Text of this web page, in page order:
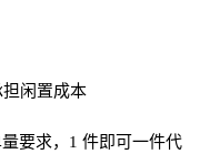
闲置成本
要求，1 件即可一件代